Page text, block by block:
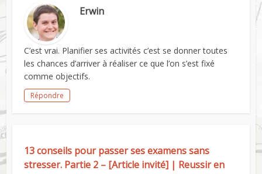
Erwin
C’est vrai. Planifier ses activités c’est se donner toutes
les chances d’arriver à réaliser ce que l’on s’est fixé
comme objectifs.
Répondre
13 conseils pour passer ses examens sans
stresser. Partie 2 – [Article invité] | Reussir en